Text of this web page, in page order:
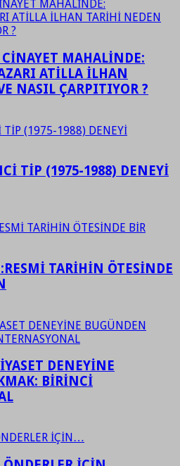
MAHALİNDE:
ATİLLA İLHAN
NASIL ÇARPITIYOR ?
TİP (1975-1988) DENEYİ
TARİHİN ÖTESİNDE
DENEYİNE
BİRİNCİ